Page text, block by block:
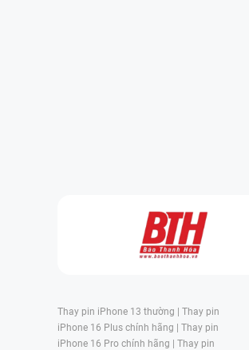
Thay pin iPhone 13 thường | Thay pin
iPhone 16 Plus chính hãng | Thay pin
iPhone 16 Pro chính hãng | Thay pin